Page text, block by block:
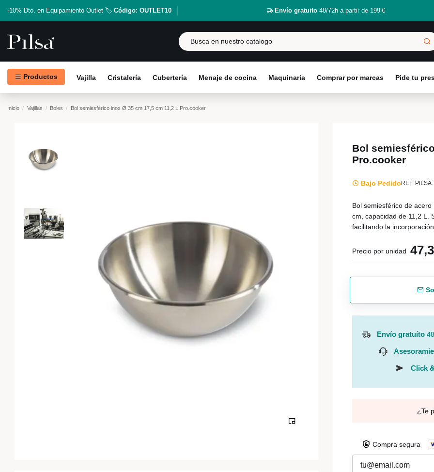
-10% Dto. en Equipamiento Outlet 🏷️ Código: OUTLET10 Envío gratuito48/72h a partir de 199 €
Productos Vajilla Cristalería Cubertería Menaje de cocina Maquinaria Comprar por marcas Pide tu
Inicio Vajillas Boles Bol semiesférico inox Ø 35 cm 17,5 cm 11,2 L Pro.cooker
Bol
Pro.cooker
Bajo Pedido REF. PILSA:
Bol semiesférico de
cm, capacidad de 11,2 L.
facilitando la incorporación
Precio por unidad
Envío gratuíto
Click
¿Te
Compra segura